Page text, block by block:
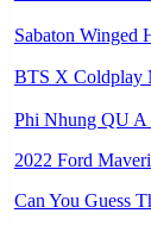
Sabaton Winged